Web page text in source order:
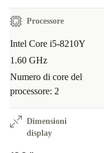
Processore
Intel Core i5-8210Y
1.60 GHz
Numero di core del
processore: 2
Dimensioni
display